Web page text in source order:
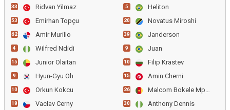
33 Ridvan Yilmaz
53 Emirhan Topçu
62 Amir Murillo
4 Wilfred Ndidi
15 Junior Olaitan
9 Hyun-Gyu Oh
10 Orkun Kokcu
18 Vaclav Cerny
5 Heliton
20 Novatus Miroshi
39 Janderson
9 Juan
10 Filip Krastev
15 Amin Cherni
26 Malcom Bokele Mputu
30 Anthony Dennis